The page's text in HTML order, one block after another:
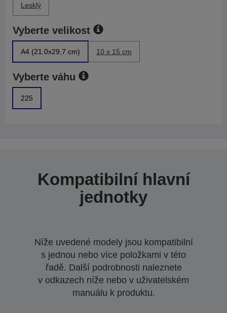
Lesklý
Vyberte velikost
A4 (21.0x29,7 cm) 10 x 15 cm
Vyberte váhu
225
Kompatibilní hlavní
jednotky
Níže uvedené modely jsou kompatibilní
s jednou nebo více položkami v této
řadě. Další podrobnosti naleznete
v odkazech níže nebo v uživatelském
manuálu k produktu.